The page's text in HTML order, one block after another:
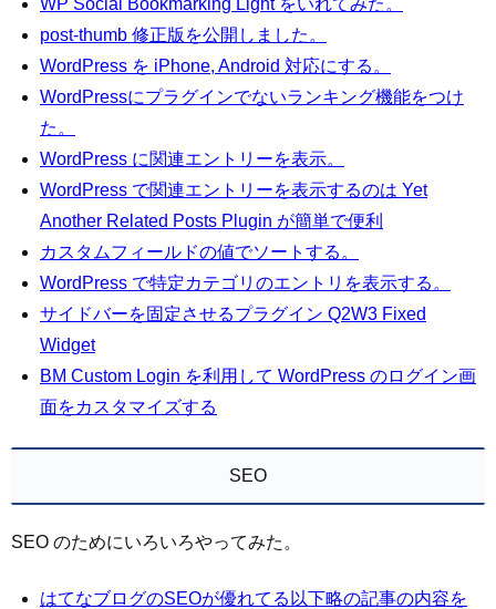
WP Social Bookmarking Light をいれてみた。
post-thumb 修正版を公開しました。
WordPress を iPhone, Android 対応にする。
WordPressにプラグインでないランキング機能をつけ
た。
WordPress に関連エントリーを表示。
WordPress で関連エントリーを表示するのは Yet
Another Related Posts Plugin が簡単で便利
カスタムフィールドの値でソートする。
WordPress で特定カテゴリのエントリを表示する。
サイドバーを固定させるプラグイン Q2W3 Fixed
Widget
BM Custom Login を利用して WordPress のログイン画
面をカスタマイズする
SEO
SEO のためにいろいろやってみた。
はてなブログのSEOが優れてる以下略の記事の内容を